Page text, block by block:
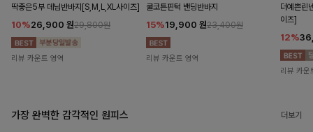
딱좋은5부 데님반바지[S,M,L,XL사이즈]
10%26,900 원29,800원
리뷰 카운트 영역
쿨코튼핀턱 밴딩반바지
15%19,900 원23,400원
리뷰 카운트 영역
더예쁜린
이즈]
12%
리뷰 카운
가장 완벽한 감각적인 원피스 더보기